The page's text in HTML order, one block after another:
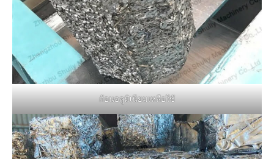
ก้อนอลูมิเนียมเหลือใช้